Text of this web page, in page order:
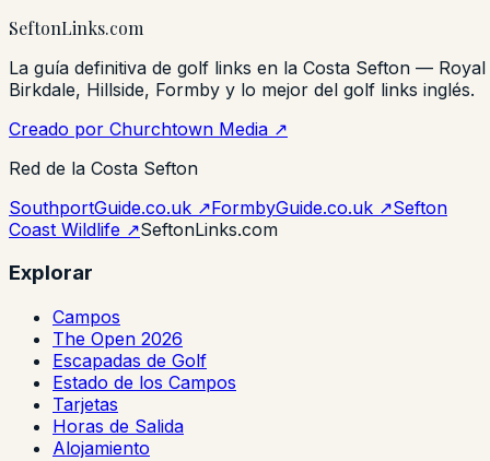
SeftonLinks.com
La guía definitiva de golf links en la Costa Sefton — Royal
Birkdale, Hillside, Formby y lo mejor del golf links inglés.
Creado por Churchtown Media ↗
Red de la Costa Sefton
SouthportGuide.co.uk ↗FormbyGuide.co.uk ↗Sefton
Coast Wildlife ↗SeftonLinks.com
Explorar
Campos
The Open 2026
Escapadas de Golf
Estado de los Campos
Tarjetas
Horas de Salida
Alojamiento